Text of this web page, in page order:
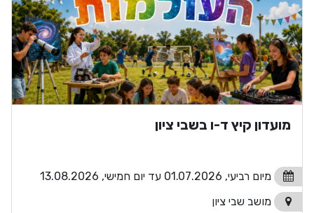
מועדון קיץ ד-ו בשבי ציון
מיום רביעי, 01.07.2026 עד יום חמישי, 13.08.2026
מושב שבי ציון